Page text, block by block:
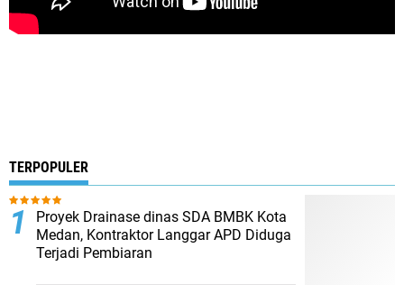
TERPOPULER
Proyek Drainase dinas SDA BMBK Kota
Medan, Kontraktor Langgar APD Diduga
Terjadi Pembiaran